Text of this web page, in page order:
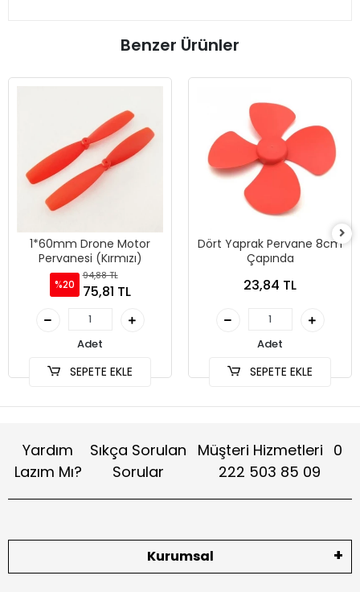
Benzer Ürünler
1*60mm Drone Motor
Pervanesi (Kırmızı)
%20
94,88 TL
75,81 TL
Adet
SEPETE EKLE
Dört Yaprak Pervane 8cm
Çapında
23,84 TL
Adet
SEPETE EKLE
Yardım
Lazım Mı?
Sıkça Sorulan
Sorular
Müşteri Hizmetleri 0
222 503 85 09
Kurumsal